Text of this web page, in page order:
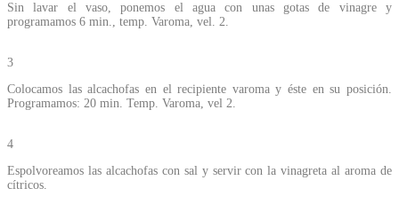
Sin lavar el vaso, ponemos el agua con unas gotas de vinagre y
programamos 6 min., temp. Varoma, vel. 2.
3
Colocamos las alcachofas en el recipiente varoma y éste en su posición.
Programamos: 20 min. Temp. Varoma, vel 2.
4
Espolvoreamos las alcachofas con sal y servir con la vinagreta al aroma de
cítricos.